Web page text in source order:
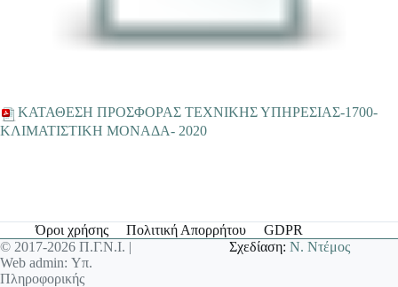
ΚΑΤΑΘΕΣΗ ΠΡΟΣΦΟΡΑΣ TΕΧΝΙΚΗΣ ΥΠΗΡΕΣΙΑΣ-1700-
ΚΛΙΜΑΤΙΣΤΙΚΗ ΜΟΝΑΔΑ- 2020
Όροι χρήσης Πολιτική Απορρήτου
GDPR
© 2017-2026 Π.Γ.Ν.Ι. |
Web admin: Υπ.
Πληροφορικής
Σχεδίαση:Ν. Ντέμος